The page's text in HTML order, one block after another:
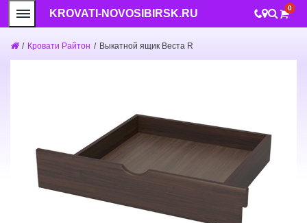
KROVATI-NOVOSIBIRSK.RU 0
/ Кровати Райтон / Выкатной ящик Веста R